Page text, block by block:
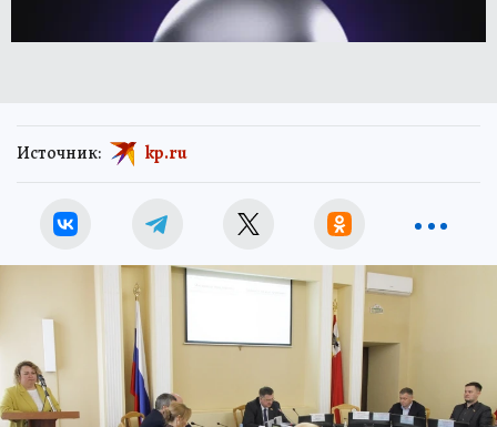
Источник: kp.ru